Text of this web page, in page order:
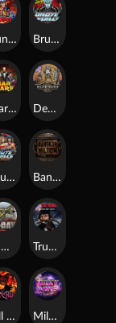
Kill Em All
Tsar Wars
Brute Force
Punk Rocker 2
Deadwood R.I.P
Bangkok Hilton
Brute Force: Alien Onslaught
Milky Ways
True Grit Redemption
D Day